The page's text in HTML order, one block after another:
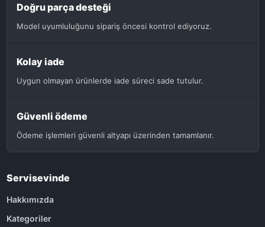
Doğru parça desteği
Model uyumluluğunu sipariş öncesi kontrol ediyoruz.
Kolay iade
Uygun olmayan ürünlerde iade süreci sade tutulur.
Güvenli ödeme
Ödeme işlemleri güvenli altyapı üzerinden tamamlanır.
Servisevinde
Hakkımızda
Kategoriler